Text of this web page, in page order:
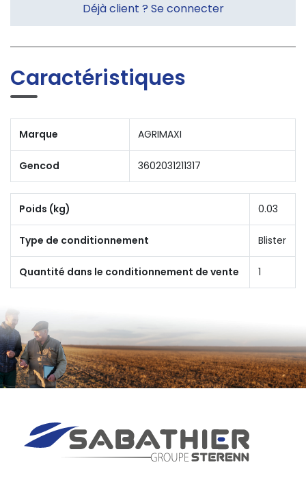
Déjà client ? Se connecter
Caractéristiques
Marque AGRIMAXI
Gencod 3602031211317
Poids (kg) 0.03
Type de conditionnement Blister
Quantité dans le conditionnement de vente 1